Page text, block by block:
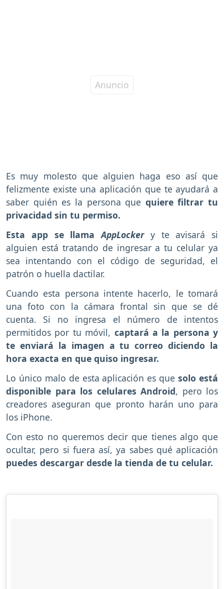
Es muy molesto que alguien haga eso así que
felizmente existe una aplicación que te ayudará a
saber quién es la persona que quiere filtrar tu
privacidad sin tu permiso.
Esta app se llamaAppLocker y te avisará si
alguien está tratando de ingresar a tu celular ya
sea intentando con el código de seguridad, el
patrón o huella dactilar.
Cuando esta persona intente hacerlo, le tomará
una foto con la cámara frontal sin que se dé
cuenta. Si no ingresa el número de intentos
permitidos por tu móvil, captará a la persona y
te enviará la imagen a tu correo diciendo la
hora exacta en que quiso ingresar.
Lo único malo de esta aplicación es quesolo está
disponible para los celulares Android, pero los
creadores aseguran que pronto harán uno para
los iPhone.
Con esto no queremos decir que tienes algo que
ocultar, pero si fuera así, ya sabes qué aplicación
puedes descargar desde la tienda de tu celular.